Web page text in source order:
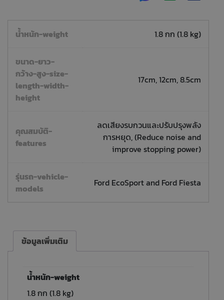
น้ำหนัก-weight 1.8 กก (1.8 kg)
ขนาด-ยาว-
กว้าง-สูง-size-
length-width-
height
17cm, 12cm, 8.5cm
คุณสมบัติ-
features
ลดเสียงรบกวนและปรับปรุงพลัง
การหยุด, (Reduce noise and
improve stopping power)
รุ่นรถ-vehicle-
models
Ford EcoSport and Ford Fiesta
ข้อมูลเพิ่มเติม
น้ำหนัก-weight
1.8 กก (1.8 kg)